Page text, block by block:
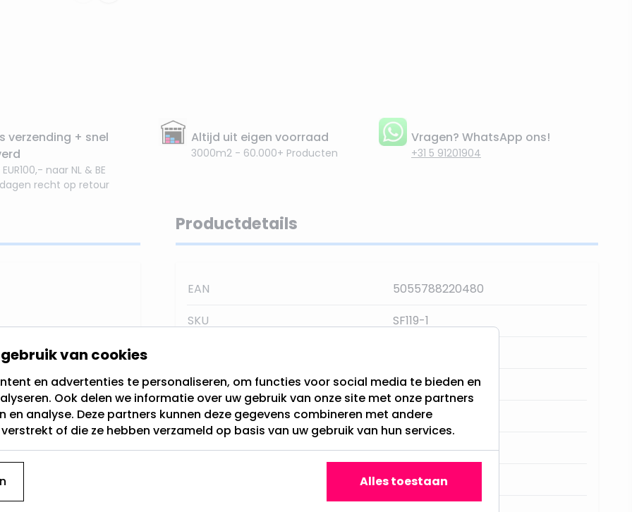
verzending + snel
naar NL & BE
dagen recht op retour
Altijd uit eigen voorraad
3000m2 - 60.000+ Producten
Vragen? WhatsApp ons!
+31 5 91201904
gloeilamp, maar is
het ingewikkeld te
De
mat glas van
en een lengte van
Productdetails
EAN
5055788220480
SKU
SF119-1
Fitting
E27
Lichtkleur
Helder Wit - 5000K
Dimbaar
Nee
Integral
van cookies
en advertenties te personaliseren, om functies voor social media te bieden en
Ook delen we informatie over uw gebruik van onze site met onze partners
analyse. Deze partners kunnen deze gegevens combineren met andere
of die ze hebben verzameld op basis van uw gebruik van hun services.
Alles toestaan